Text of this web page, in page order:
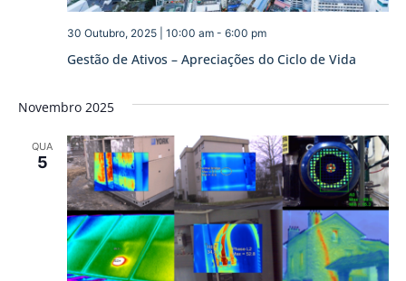
Gestão de Ativos – Apreciações do Ciclo de Vida
30 Outubro, 2025 | 10:00 am- 6:00 pm
Novembro 2025
QUA
5